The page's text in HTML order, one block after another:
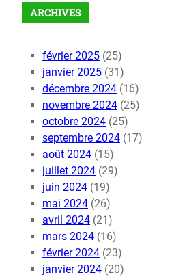
ARCHIVES
février 2025 (25)
janvier 2025 (31)
décembre 2024 (16)
novembre 2024 (25)
octobre 2024 (25)
septembre 2024 (17)
août 2024 (15)
juillet 2024 (29)
juin 2024 (19)
mai 2024 (26)
avril 2024 (21)
mars 2024 (16)
février 2024 (23)
janvier 2024 (20)